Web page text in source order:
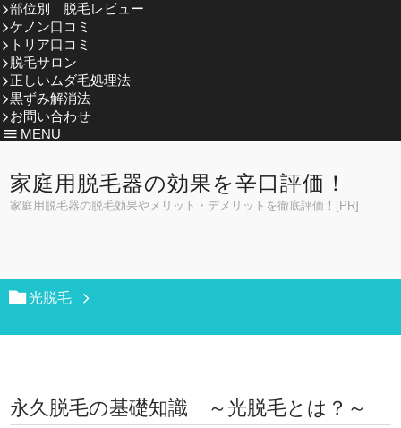
部位別 脱毛レビュー
ケノン口コミ
トリア口コミ
脱毛サロン
正しいムダ毛処理法
黒ずみ解消法
お問い合わせ
MENU
家庭用脱毛器の効果を辛口評価！
家庭用脱毛器の脱毛効果やメリット・デメリットを徹底評価！[PR]
光脱毛
永久脱毛の基礎知識 ～光脱毛とは？～